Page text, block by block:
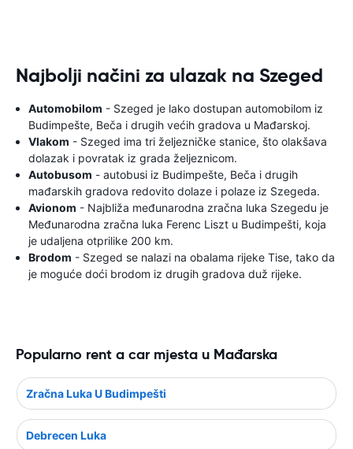
Najbolji načini za ulazak na Szeged
Automobilom - Szeged je lako dostupan automobilom iz
Budimpešte, Beča i drugih većih gradova u Mađarskoj.
Vlakom - Szeged ima tri željezničke stanice, što olakšava
dolazak i povratak iz grada željeznicom.
Autobusom - autobusi iz Budimpešte, Beča i drugih
mađarskih gradova redovito dolaze i polaze iz Szegeda.
Avionom - Najbliža međunarodna zračna luka Szegedu je
Međunarodna zračna luka Ferenc Liszt u Budimpešti, koja
je udaljena otprilike 200 km.
Brodom - Szeged se nalazi na obalama rijeke Tise, tako da
je moguće doći brodom iz drugih gradova duž rijeke.
Popularno rent a car mjesta u Mađarska
Zračna Luka U Budimpešti
Debrecen Luka